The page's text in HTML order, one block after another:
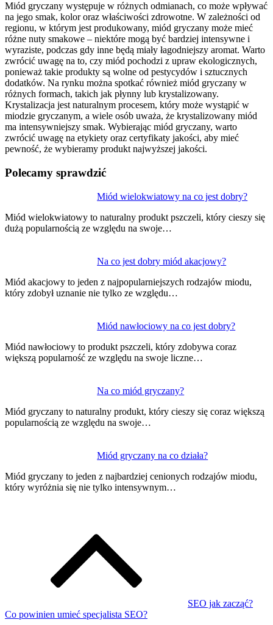
Miód gryczany występuje w różnych odmianach, co może wpływać
na jego smak, kolor oraz właściwości zdrowotne. W zależności od
regionu, w którym jest produkowany, miód gryczany może mieć
różne nuty smakowe – niektóre mogą być bardziej intensywne i
wyraziste, podczas gdy inne będą miały łagodniejszy aromat. Warto
zwrócić uwagę na to, czy miód pochodzi z upraw ekologicznych,
ponieważ takie produkty są wolne od pestycydów i sztucznych
dodatków. Na rynku można spotkać również miód gryczany w
różnych formach, takich jak płynny lub krystalizowany.
Krystalizacja jest naturalnym procesem, który może wystąpić w
miodzie gryczanym, a wiele osób uważa, że krystalizowany miód
ma intensywniejszy smak. Wybierając miód gryczany, warto
zwrócić uwagę na etykiety oraz certyfikaty jakości, aby mieć
pewność, że wybieramy produkt najwyższej jakości.
Polecamy sprawdzić
Miód wielokwiatowy na co jest dobry?
Miód wielokwiatowy to naturalny produkt pszczeli, który cieszy się
dużą popularnością ze względu na swoje…
Na co jest dobry miód akacjowy?
Miód akacjowy to jeden z najpopularniejszych rodzajów miodu,
który zdobył uznanie nie tylko ze względu…
Miód nawłociowy na co jest dobry?
Miód nawłociowy to produkt pszczeli, który zdobywa coraz
większą popularność ze względu na swoje liczne…
Na co miód gryczany?
Miód gryczany to naturalny produkt, który cieszy się coraz większą
popularnością ze względu na swoje…
Miód gryczany na co działa?
Miód gryczany to jeden z najbardziej cenionych rodzajów miodu,
który wyróżnia się nie tylko intensywnym…
wpisu
SEO jak zacząć?
Co powinien umieć specjalista SEO?